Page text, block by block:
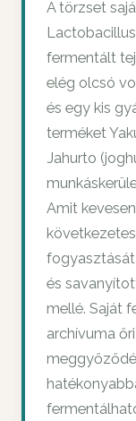
A törzset
fermentált
elég olcsó
és egy kis
terméket
Jahurto
Amit
és
mellé. Saját
archívuma